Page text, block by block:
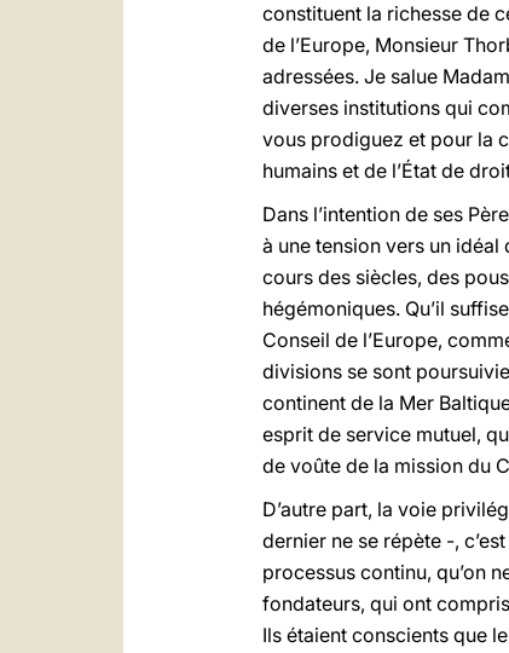
constituent la richesse de
de l’Europe, Monsieur
adressées. Je salue
diverses institutions qui
vous prodiguez et pour la
humains et de l’État de
Dans l’intention de ses
à une tension vers un idéal
cours des siècles, des
hégémoniques. Qu’il
Conseil de l’Europe,
divisions se sont
continent de la Mer
esprit de service mutuel,
de voûte de la mission du
D’autre part, la voie
dernier ne se répète -,
processus continu, qu’on
fondateurs, qui ont
Ils étaient conscients que